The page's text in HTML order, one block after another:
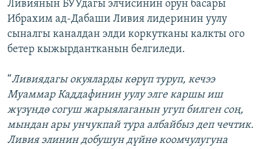
Ливиянын БУУдагы элчисинин орун басары
Ибрахим ад-Дабаши Ливия лидеринин уулу
сыналгы каналдан элди коркутканы калкты ого
бетер кыжырдантканын белгиледи.
“Ливиядагы окуяларды көрүп туруп, кечээ
Муаммар Каддафинин уулу элге каршы иш
жүзүндө согуш жарыялаганын угуп билген соң,
мындан ары унчукпай тура албайбыз деп чечтик.
Ливия элинин добушун дүйнө коомчулугуна